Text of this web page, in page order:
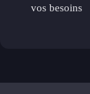
vos besoins